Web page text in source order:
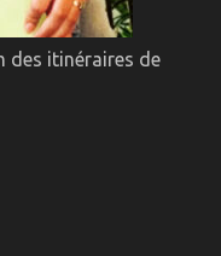
des itinéraires de